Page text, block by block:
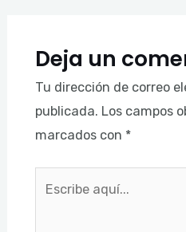
Deja un
Tu dirección de correo
publicada. Los campos
marcados con *